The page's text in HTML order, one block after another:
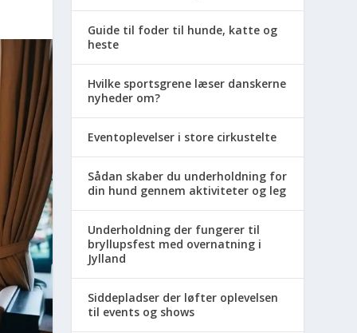
Guide til foder til hunde, katte og
heste
Hvilke sportsgrene læser danskerne
nyheder om?
Eventoplevelser i store cirkustelte
Sådan skaber du underholdning for
din hund gennem aktiviteter og leg
Underholdning der fungerer til
bryllupsfest med overnatning i
Jylland
Siddepladser der løfter oplevelsen
til events og shows